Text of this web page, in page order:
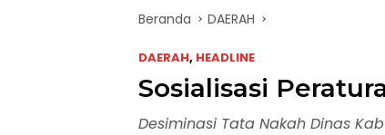
Beranda DAERAH
DAERAH, HEADLINE
Sosialisasi
Desiminasi Tata Nakah Dinas